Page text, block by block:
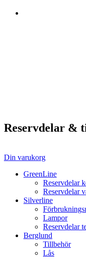
Reservdelar &
Din varukorg
GreenLine
Reservdelar
Reservdelar
Silverline
Lampor
Reservdelar
Berglund
Tillbehör
Lås